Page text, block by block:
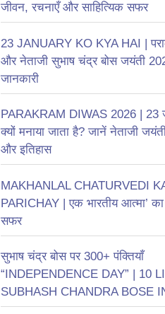
जीवन, रचनाएँ और साहित्यिक सफर
23 JANUARY KO KYA HAI |
और नेताजी सुभाष चंद्र बोस जयंती
जानकारी
PARAKRAM DIWAS 2026 | 23
क्यों मनाया जाता है? जानें नेताजी
और इतिहास
MAKHANLAL CHATURVEDI
PARICHAY | एक भारतीय आत्मा’ का
सफर
सुभाष चंद्र बोस पर 300+ पंक्तियाँ
“INDEPENDENCE DAY” | 10
SUBHASH CHANDRA BOSE